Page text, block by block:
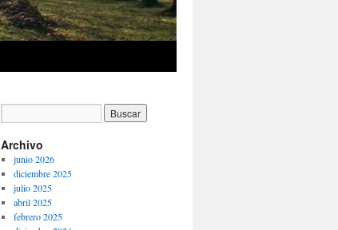
Archivo
junio 2026
diciembre 2025
julio 2025
abril 2025
febrero 2025